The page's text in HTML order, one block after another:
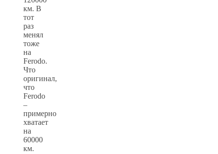
км. В
тот
раз
менял
тоже
на
Ferodo.
Что
оригинал,
что
Ferodo
–
примерно
хватает
на
60000
км.